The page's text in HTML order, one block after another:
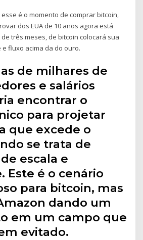
esse é o momento de comprar bitcoin,
dos EUA de 10 anos agora está
três meses, de bitcoin colocará sua
fluxo acima da do ouro.
de milhares de
e salários
encontrar o
para projetar
que excede o
se trata de
escala e
Este é o cenário
para bitcoin, mas
dando um
em um campo que
evitado.